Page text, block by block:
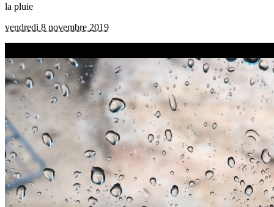
la pluie
vendredi 8 novembre 2019